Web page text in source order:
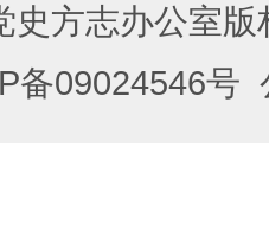
史方志办公室
备09024546号